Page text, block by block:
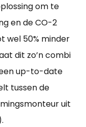
om te
en de CO-2
wel 50% minder
dit zo’n combi
up-to-date
tussen de
uit